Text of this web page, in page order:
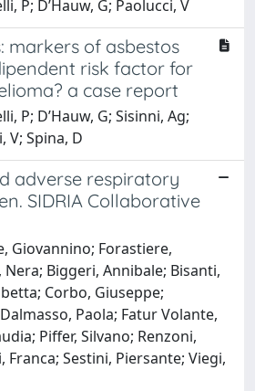
P; D’Hauw, G; Paolucci, V
markers of asbestos
risk factor for
a case report
P; D’Hauw, G; Sisinni, Ag;
V; Spina, D
adverse respiratory
SIDRIA Collaborative
Giovannino; Forastiere,
Nera; Biggeri, Annibale; Bisanti,
Corbo, Giuseppe;
Paola; Fatur Volante,
Piffer, Silvano; Renzoni,
Franca; Sestini, Piersante; Viegi,